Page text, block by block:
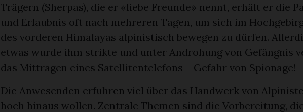
Trägern (Sherpas), die er «liebe Freunde» nennt, erhält er die
und Erlaubnis oft nach mehreren Tagen, um sich im
des vorderen Himalayas alpinistisch bewegen zu dürfen.
etwas wurde ihm strikte und unter Androhung von Gefängnis
das Mittragen eines Satellitentelefons – Gefahr von Spionage!
Die Anwesenden erfuhren viel über das Handwerk von
hoch hinaus wollen. Zentrale Themen sind die Vorbereitung,